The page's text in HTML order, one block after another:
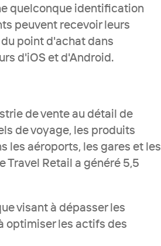
quelconque identification
peuvent recevoir leurs
point d'achat dans
d'iOS et d'Android.
de vente au détail de
de voyage, les produits
les aéroports, les gares et les
Retail a généré 5,5
visant à dépasser les
optimiser les actifs des